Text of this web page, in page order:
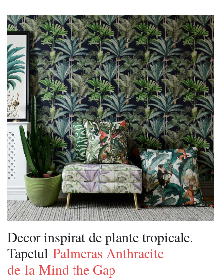
Decor inspirat de plante tropicale.
Tapetul Palmeras Anthracite
de laMind the Gap